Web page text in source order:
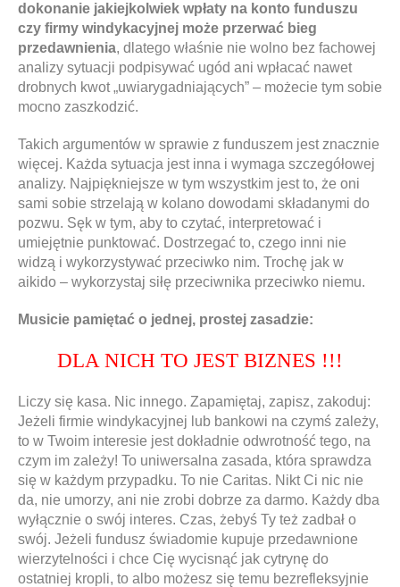
dokonanie jakiejkolwiek wpłaty na konto funduszu
czy firmy windykacyjnej może przerwać bieg
przedawnienia, dlatego właśnie nie wolno bez fachowej
analizy sytuacji podpisywać ugód ani wpłacać nawet
drobnych kwot „uwiarygadniających” – możecie tym sobie
mocno zaszkodzić.
Takich argumentów w sprawie z funduszem jest znacznie
więcej. Każda sytuacja jest inna i wymaga szczegółowej
analizy. Najpiękniejsze w tym wszystkim jest to, że oni
sami sobie strzelają w kolano dowodami składanymi do
pozwu. Sęk w tym, aby to czytać, interpretować i
umiejętnie punktować. Dostrzegać to, czego inni nie
widzą i wykorzystywać przeciwko nim. Trochę jak w
aikido – wykorzystaj siłę przeciwnika przeciwko niemu.
Musicie pamiętać o jednej, prostej zasadzie:
DLA NICH TO JEST BIZNES !!!
Liczy się kasa. Nic innego. Zapamiętaj, zapisz, zakoduj:
Jeżeli firmie windykacyjnej lub bankowi na czymś zależy,
to w Twoim interesie jest dokładnie odwrotność tego, na
czym im zależy! To uniwersalna zasada, która sprawdza
się w każdym przypadku. To nie Caritas. Nikt Ci nic nie
da, nie umorzy, ani nie zrobi dobrze za darmo. Każdy dba
wyłącznie o swój interes. Czas, żebyś Ty też zadbał o
swój. Jeżeli fundusz świadomie kupuje przedawnione
wierzytelności i chce Cię wycisnąć jak cytrynę do
ostatniej kropli, to albo możesz się temu bezrefleksyjnie